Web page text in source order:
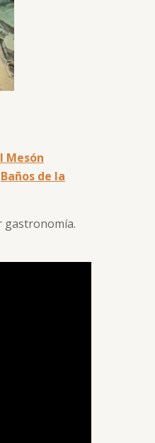
Mesón
Baños de la
gastronomía.